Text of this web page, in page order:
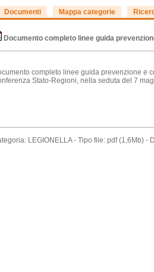
Documenti Mappa categorie
Documento completo linee guida
completo linee guida prevenzione e
Stato-Regioni, nella seduta del 7
LEGIONELLA - Tipo file: pdf (1,6Mb) -